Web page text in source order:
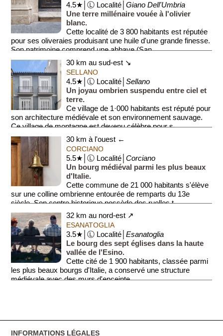
4.5★│Ⓛ Localité│Giano Dell'Umbria
Une terre millénaire vouée à l'olivier
blanc.
Cette localité de 3 800 habitants est réputée
pour ses oliveraies produisant une huile d'une grande finesse.
Son patrimoine comprend une abbaye (San ...
30 km au sud-est ↘
SELLANO
4.5★│Ⓛ Localité│Sellano
Un joyau ombrien suspendu entre ciel et
terre.
Ce village de 1·000 habitants est réputé pour
son architecture médiévale et son environnement sauvage.
Ce village de montagne est devenu célèbre pour s...
30 km à l'ouest ←
CORCIANO
5.5★│Ⓛ Localité│Corciano
Un bourg médiéval parmi les plus beaux
d'Italie.
Cette commune de 21 000 habitants s'élève
sur une colline ombrienne entourée de remparts du 13e
siècle. Son centre historique possède des ruelles t...
32 km au nord-est ↗
ESANATOGLIA
3.5★│Ⓛ Localité│Esanatoglia
Le bourg des sept églises dans la haute
vallée de l'Esino.
Cette cité de 1 900 habitants, classée parmi
les plus beaux bourgs d'Italie, a conservé une structure
médiévale avec des murs d'enceinte ...
INFORMATIONS LÉGALES